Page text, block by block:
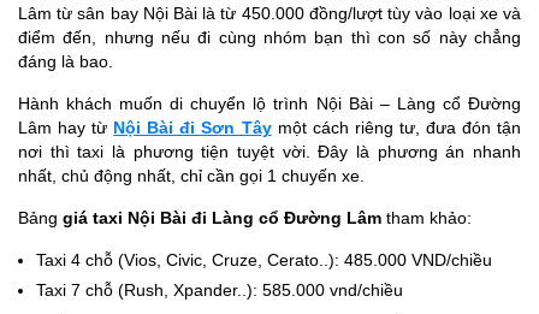
Lâm từ sân bay Nội Bài là từ 450.000 đồng/lượt tùy vào loại xe và
điểm đến, nhưng nếu đi cùng nhóm bạn thì con số này chẳng
đáng là bao.
Hành khách muốn di chuyển lộ trình Nội Bài – Làng cổ Đường
Lâm hay từ Nội Bài đi Sơn Tâymột cách riêng tư, đưa đón tận
nơi thì taxi là phương tiện tuyệt vời. Đây là phương án nhanh
nhất, chủ động nhất, chỉ cần gọi 1 chuyến xe.
Bảng giá taxi Nội Bài đi Làng cổ Đường Lâm tham khảo:
Taxi 4 chỗ (Vios, Civic, Cruze, Cerato..): 485.000 VND/chiều
Taxi 7 chỗ (Rush, Xpander..): 585.000 vnd/chiều